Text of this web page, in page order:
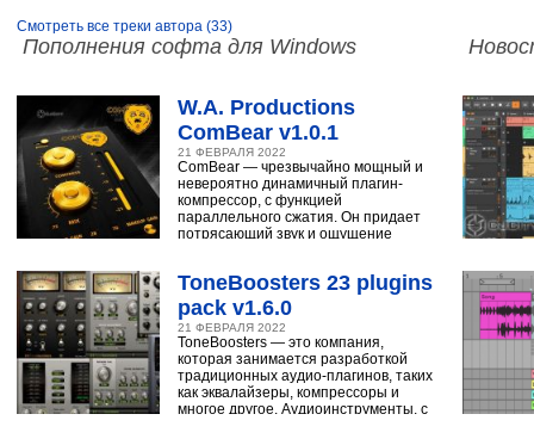
Смотреть все треки автора (33)
Пополнения софта для Windows
W.A. Productions
ComBear v1.0.1
21 ФЕВРАЛЯ 2022
ComBear — чрезвычайно мощный и
невероятно динамичный плагин-
компрессор, с функцией
параллельного сжатия. Он придает
потрясающий звук и ощущение
ToneBoosters 23 plugins
pack v1.6.0
21 ФЕВРАЛЯ 2022
ToneBoosters — это компания,
которая занимается разработкой
традиционных аудио-плагинов, таких
как эквалайзеры, компрессоры и
многое другое. Аудиоинструменты, с